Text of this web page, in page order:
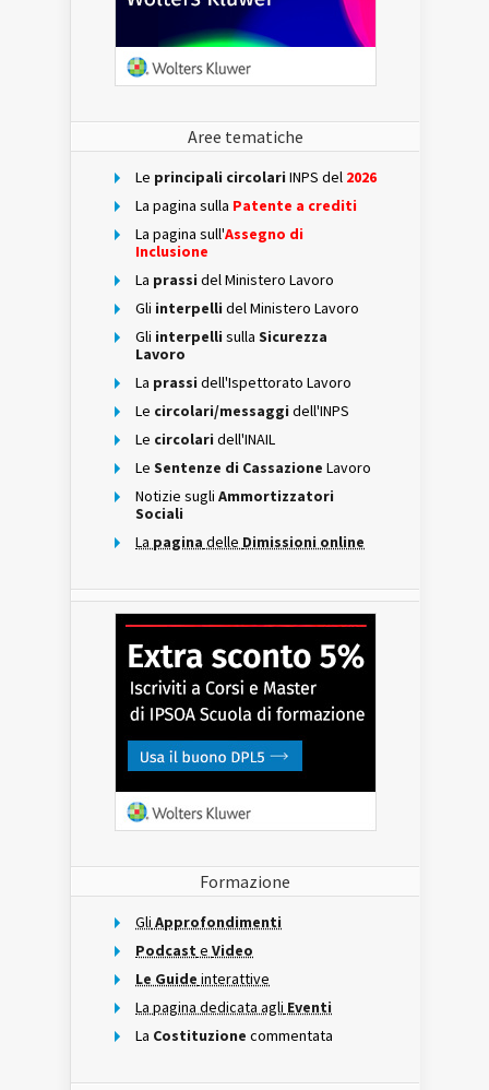
Aree tematiche
Le principali circolari INPS del 2026
La pagina sulla Patente a crediti
La pagina sull'Assegno di
Inclusione
La prassi del Ministero Lavoro
Gli interpelli del Ministero Lavoro
Gli interpelli sulla Sicurezza
Lavoro
La prassi dell'Ispettorato Lavoro
Le circolari/messaggi dell'INPS
Le circolari dell'INAIL
Le Sentenze di Cassazione Lavoro
Notizie sugli Ammortizzatori
Sociali
La pagina delle Dimissioni online
Formazione
Gli Approfondimenti
Podcast e Video
Le Guide interattive
La pagina dedicata agli Eventi
La Costituzione commentata